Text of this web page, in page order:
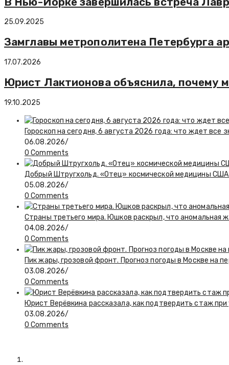
25.09.2025
Замглавы метрополитена Петербурга
17.07.2026
Юрист Лактионова объяснила, почему
19.10.2025
Гороскоп на сегодня, 6 августа 2026 года: что ждет все
06.08.2026/
0 Comments
Добрый Штругхольд. «Отец» космической медицины
05.08.2026/
0 Comments
Страны третьего мира. Юшков раскрыл, что аномальная
04.08.2026/
0 Comments
Пик жары, грозовой фронт. Прогноз погоды в Москве на
03.08.2026/
0 Comments
Юрист Верёвкина рассказала, как подтвердить стаж
03.08.2026/
0 Comments